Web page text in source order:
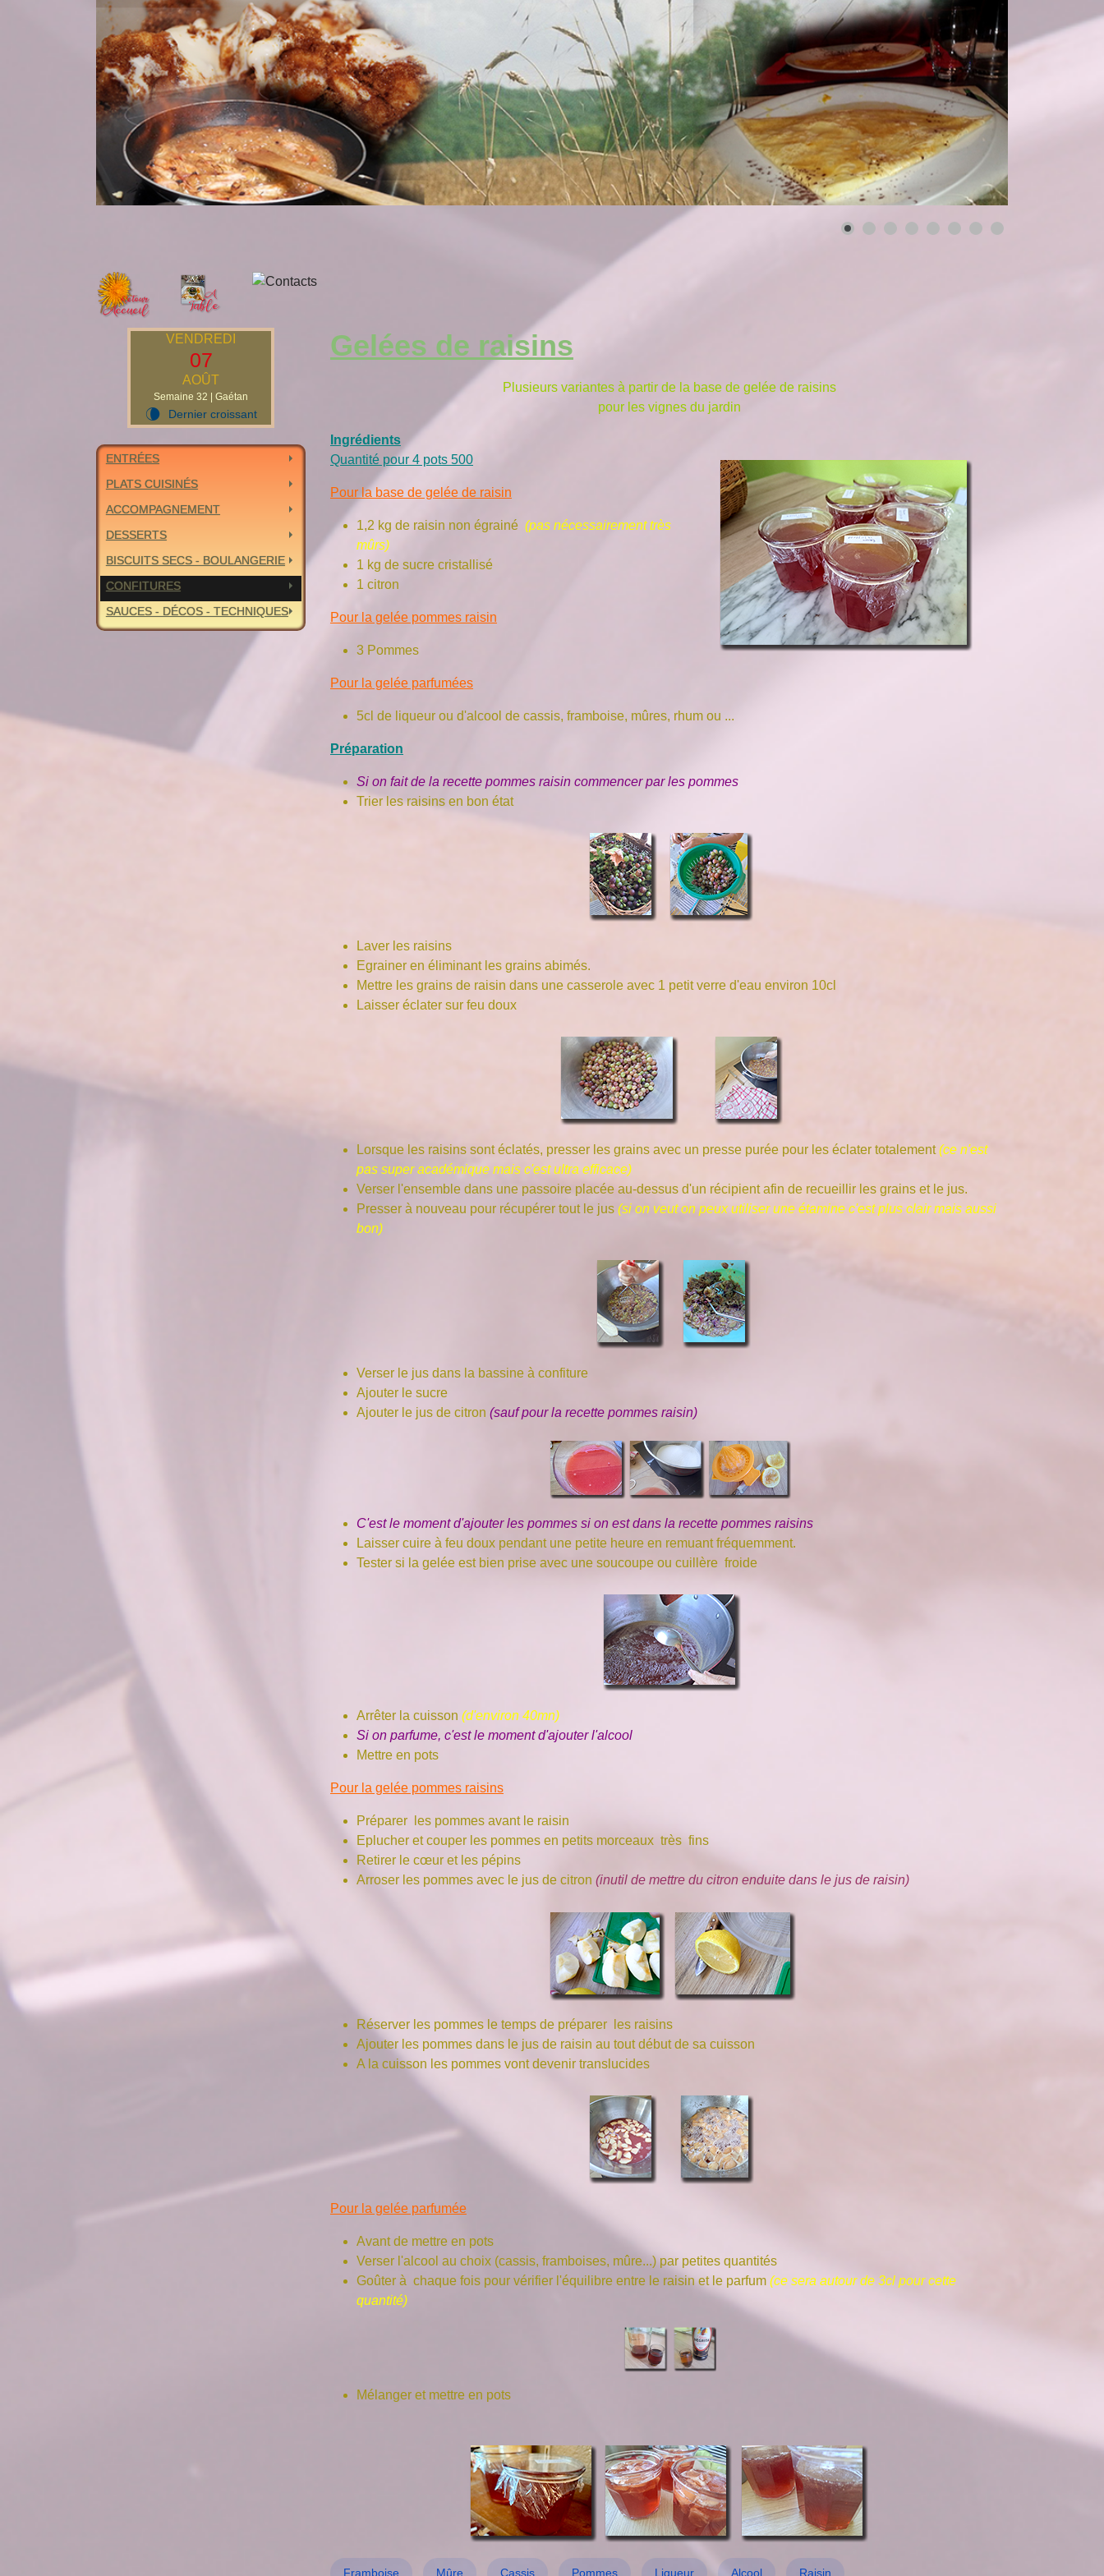
VENDREDI
07
AOÛT
Semaine 32 | Gaétan
V Dernier croissant
ENTRÉES
PLATS CUISINÉS
ACCOMPAGNEMENT
DESSERTS
BISCUITS SECS - BOULANGERIE
CONFITURES
SAUCES - DÉCOS - TECHNIQUES
Gelées de raisins
Plusieurs variantes à partir de la base de gelée de raisins
pour les vignes du jardin
Ingrédients
Quantité pour 4 pots 500
Pour la base de gelée de raisin
1,2 kg de raisin non égrainé (pas nécessairement très
mûrs)
1 kg de sucre cristallisé
1 citron
Pour la gelée pommes raisin
3 Pommes
Pour la gelée parfumées
5cl de liqueur ou d'alcool de cassis, framboise, mûres, rhum ou ...
Préparation
Si on fait de la recette pommes raisin commencer par les pommes
Trier les raisins en bon état
Laver les raisins
Egrainer en éliminant les grains abimés.
Mettre les grains de raisin dans une casserole avec 1 petit verre d'eau environ 10cl
Laisser éclater sur feu doux
Lorsque les raisins sont éclatés, presser les grains avec un presse purée pour les éclater totalement(ce n'est
pas super académique mais c'est ultra efficace)
Verser l'ensemble dans une passoire placée au-dessus d'un récipient afin de recueillir les grains et le jus.
Presser à nouveau pour récupérer tout le jus (si on veut on peux utiliser une étamine c'estplus clair mais aussi
bon)
Verser le jus dans la bassine à confiture
Ajouter le sucre
Ajouter le jus de citron (sauf pour la recette pommes raisin)
C'est le moment d'ajouter les pommes si on est dans la recette pommes raisins
Laisser cuire à feu doux pendant une petite heure en remuant fréquemment.
Tester si la gelée est bien prise avec une soucoupe ou cuillère froide
Arrêter la cuisson (d'environ 40mn)
Si on parfume, c'est le moment d'ajouter l'alcool
Mettre en pots
Pour la gelée pommes raisins
Préparer les pommes avant le raisin
Eplucher et couper les pommes en petits morceaux très fins
Retirer le cœur et les pépins
Arroser les pommes avec le jus de citron (inutil de mettre du citron enduite dans le jus de raisin)
Réserver les pommes le temps de préparer les raisins
Ajouter les pommes dans le jus de raisin au tout début de sa cuisson
A la cuisson les pommes vont devenir translucides
Pour la gelée parfumée
Avant de mettre en pots
Verser l'alcool au choix (cassis, framboises, mûre...) par petites quantités
Goûter à chaque fois pour vérifier l'équilibre entre le raisin et le parfum (ce sera autour de 3cl pour cette
quantité)
Mélanger et mettre en pots
Framboise Mûre Cassis Pommes Liqueur Alcool Raisin